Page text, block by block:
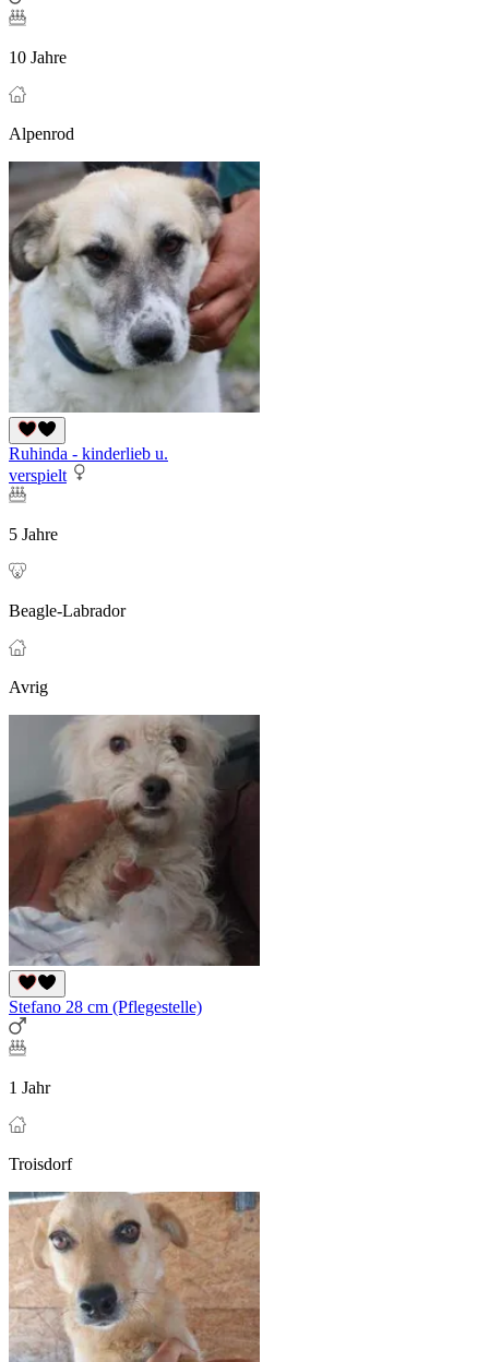
10 Jahre
Alpenrod
Ruhinda - kinderlieb u.
verspielt
5 Jahre
Beagle-Labrador
Avrig
Stefano 28 cm (Pflegestelle)
1 Jahr
Troisdorf